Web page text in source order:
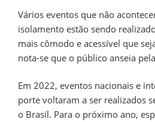
Vários eventos que não
isolamento estão sendo
mais cômodo e acessível que
nota-se que o público anseia
Em 2022, eventos nacionais e
porte voltaram a ser realizados
o Brasil. Para o próximo ano,